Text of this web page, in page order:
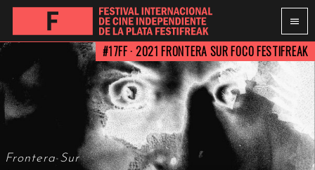
Frontera Sur
#17FF · 2021FRONTERA SUR FOCO FESTIFREAK